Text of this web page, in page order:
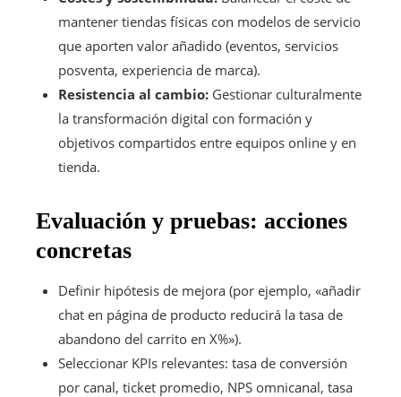
mantener tiendas físicas con modelos de servicio
que aporten valor añadido (eventos, servicios
posventa, experiencia de marca).
Resistencia al cambio: Gestionar culturalmente
la transformación digital con formación y
objetivos compartidos entre equipos online y en
tienda.
Evaluación y pruebas: acciones
concretas
Definir hipótesis de mejora (por ejemplo, «añadir
chat en página de producto reducirá la tasa de
abandono del carrito en X%»).
Seleccionar KPIs relevantes: tasa de conversión
por canal, ticket promedio, NPS omnicanal, tasa